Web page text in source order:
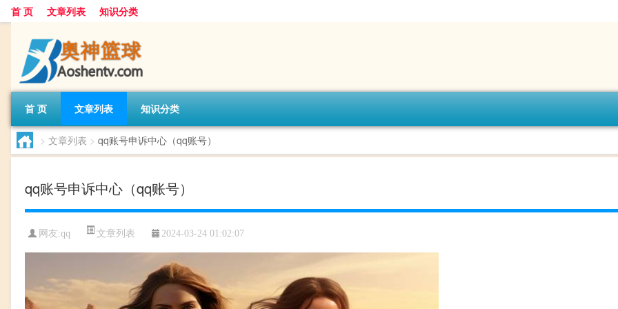
首 页 文章列表 知识分类
首 页 文章列表 知识分类
> 文章列表 > qq账号申诉中心（qq账号）
qq账号申诉中心（qq账号）
网友:qq 文章列表 2024-03-24 01:02:07